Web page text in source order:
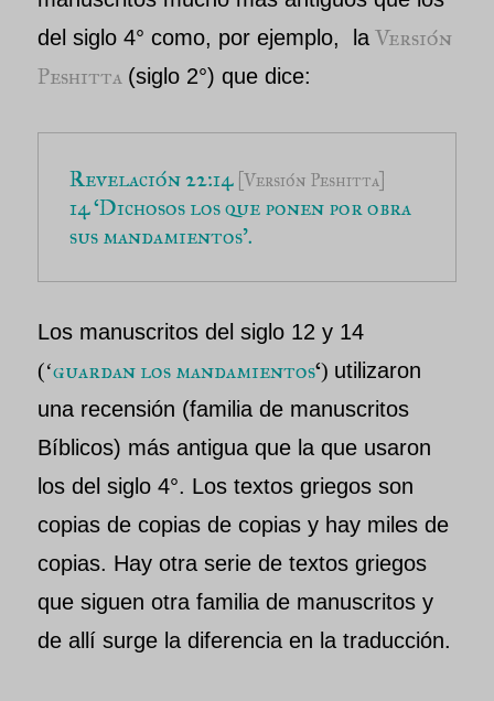
del siglo 4° como, por ejemplo, la Versión
Peshitta (siglo 2°) que dice:
Revelación 22:14 [Versión Peshitta]
14 ‘Dichosos los que ponen por obra
sus mandamientos’.
Los manuscritos del siglo 12 y 14
(‘guardan los mandamientos‘) utilizaron
una recensión (familia de manuscritos
Bíblicos) más antigua que la que usaron
los del siglo 4°. Los textos griegos son
copias de copias de copias y hay miles de
copias. Hay otra serie de textos griegos
que siguen otra familia de manuscritos y
de allí surge la diferencia en la traducción.